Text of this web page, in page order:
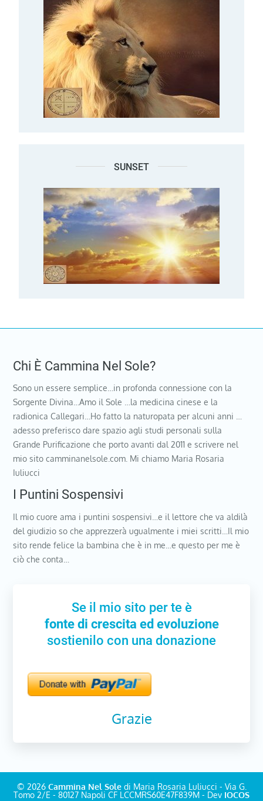
SUNSET
Chi È Cammina Nel Sole?
Sono un essere semplice…in profonda connessione con la
Sorgente Divina…Amo il Sole …la medicina cinese e la
radionica Callegari…Ho fatto la naturopata per alcuni anni …
adesso preferisco dare spazio agli studi personali sulla
Grande Purificazione che porto avanti dal 2011 e scrivere nel
mio sito camminanelsole.com. Mi chiamo Maria Rosaria
Iuliucci
I Puntini Sospensivi
Il mio cuore ama i puntini sospensivi…e il lettore che va aldilà
del giudizio so che apprezzerà ugualmente i miei scritti…Il mio
sito rende felice la bambina che è in me…e questo per me è
ciò che conta…
Se il mio sito per te è
fonte di crescita ed evoluzione
sostienilo con una donazione
Grazie
© 2026 Cammina Nel Soledi Maria Rosaria Luliucci - Via G.
Tomo 2/E - 80127 Napoli CF LCCMRS60E47F839M - Dev IOCOS